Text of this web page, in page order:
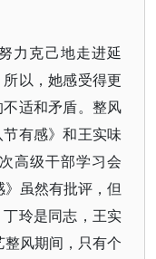
力克己地走进延
以，她感受得更
适和矛盾。整风
有感》和王实味
高级干部学习会
虽然有批评，但
玲是同志，王实
风期间，只有个